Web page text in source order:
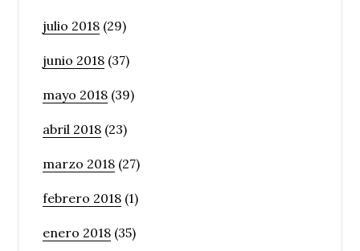
julio 2018 (29)
junio 2018 (37)
mayo 2018 (39)
abril 2018 (23)
marzo 2018 (27)
febrero 2018 (1)
enero 2018 (35)